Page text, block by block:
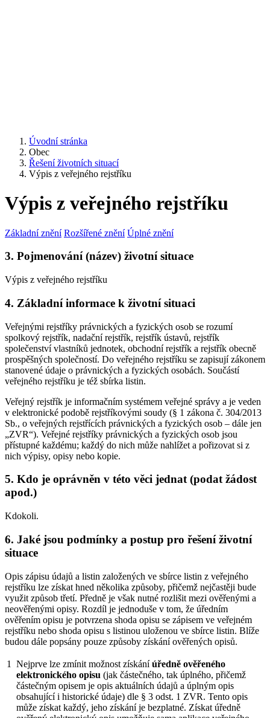
Úvodní stránka
Obec
Řešení životních situací
Výpis z veřejného rejstříku
Výpis z veřejného rejstříku
Základní znění Rozšířené znění Úplné znění
3. Pojmenování (název) životní situace
Výpis z veřejného rejstříku
4. Základní informace k životní situaci
Veřejnými rejstříky právnických a fyzických osob se rozumí
spolkový rejstřík, nadační rejstřík, rejstřík ústavů, rejstřík
společenství vlastníků jednotek, obchodní rejstřík a rejstřík obecně
prospěšných společností. Do veřejného rejstříku se zapisují zákonem
stanovené údaje o právnických a fyzických osobách. Součástí
veřejného rejstříku je též sbírka listin.
Veřejný rejstřík je informačním systémem veřejné správy a je veden
v elektronické podobě rejstříkovými soudy (§ 1 zákona č. 304/2013
Sb., o veřejných rejstřících právnických a fyzických osob – dále jen
„ZVR“). Veřejné rejstříky právnických a fyzických osob jsou
přístupné každému; každý do nich může nahlížet a pořizovat si z
nich výpisy, opisy nebo kopie.
5. Kdo je oprávněn v této věci jednat (podat žádost
apod.)
Kdokoli.
6. Jaké jsou podmínky a postup pro řešení životní
situace
Opis zápisu údajů a listin založených ve sbírce listin z veřejného
rejstříku lze získat hned několika způsoby, přičemž nejčastěji bude
využit způsob třetí. Předně je však nutné rozlišit mezi ověřenými a
neověřenými opisy. Rozdíl je jednoduše v tom, že úředním
ověřením opisu je potvrzena shoda opisu se zápisem ve veřejném
rejstříku nebo shoda opisu s listinou uloženou ve sbírce listin. Blíže
budou dále popsány pouze způsoby získání ověřených opisů.
1 Nejprve lze zmínit možnost získáníúředně ověřeného
elektronického opisu (jak částečného, tak úplného, přičemž
částečným opisem je opis aktuálních údajů a úplným opis
obsahující i historické údaje) dle § 3 odst. 1 ZVR. Tento opis
může získat každý, jeho získání je bezplatné. Získat úředně